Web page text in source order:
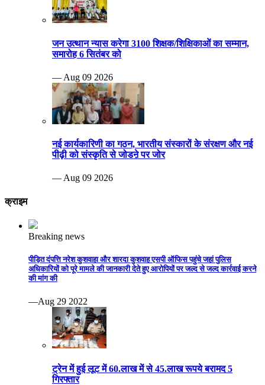
जन उत्थान न्यास करेगा 3100 शिक्षक/शिक्षिकाओं का सम्मान,
समारोह 6 सितंबर को
— Aug 09 2026
नई कार्यकारिणी का गठन, भारतीय संस्कारों के संरक्षण और नई
पीढ़ी को संस्कृति से जोडऩे पर जोर
— Aug 09 2026
क्राइम
Breaking news
पीड़ित दंपत्ति नरेश कुशवाहा और शारदा कुशवाह एसपी ऑफिस पहुंचे जहां पुलिस
अधिकारियों को पूरे मामले की जानकारी देते हुए आरोपियों पर जल्द से जल्द कार्रवाई करने
की मांग की
—Aug 29 2022
ट्रेन में हुई लूट में 60.लाख में से 45.लाख रूपये बरामद 5
गिरफ्तार